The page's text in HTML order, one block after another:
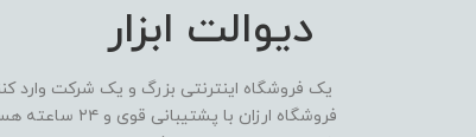
دیوالت ابزار
یک فروشگاه اینترنتی بزرگ و یک شرکت وارد
فروشگاه